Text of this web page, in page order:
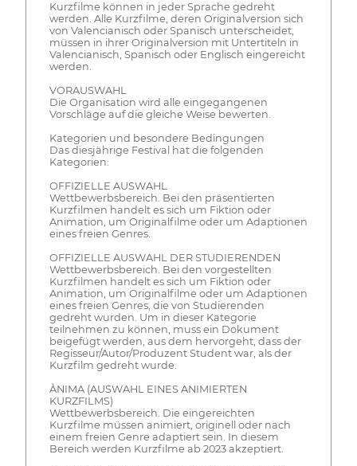
Kurzfilme können in jeder Sprache gedreht
werden. Alle Kurzfilme, deren Originalversion sich
von Valencianisch oder Spanisch unterscheidet,
müssen in ihrer Originalversion mit Untertiteln in
Valencianisch, Spanisch oder Englisch eingereicht
werden.
VORAUSWAHL
Die Organisation wird alle eingegangenen
Vorschläge auf die gleiche Weise bewerten.
Kategorien und besondere Bedingungen
Das diesjährige Festival hat die folgenden
Kategorien:
OFFIZIELLE AUSWAHL
Wettbewerbsbereich. Bei den präsentierten
Kurzfilmen handelt es sich um Fiktion oder
Animation, um Originalfilme oder um Adaptionen
eines freien Genres.
OFFIZIELLE AUSWAHL DER STUDIERENDEN
Wettbewerbsbereich. Bei den vorgestellten
Kurzfilmen handelt es sich um Fiktion oder
Animation, um Originalfilme oder um Adaptionen
eines freien Genres, die von Studierenden
gedreht wurden. Um in dieser Kategorie
teilnehmen zu können, muss ein Dokument
beigefügt werden, aus dem hervorgeht, dass der
Regisseur/Autor/Produzent Student war, als der
Kurzfilm gedreht wurde.
ÀNIMA (AUSWAHL EINES ANIMIERTEN
KURZFILMS)
Wettbewerbsbereich. Die eingereichten
Kurzfilme müssen animiert, originell oder nach
einem freien Genre adaptiert sein. In diesem
Bereich werden Kurzfilme ab 2023 akzeptiert.